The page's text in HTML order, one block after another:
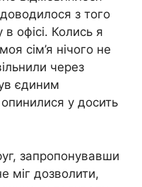
з того
офісі. Колись я
сім’я нічого не
через
єдиним
у досить
запропонувавши
міг дозволити,